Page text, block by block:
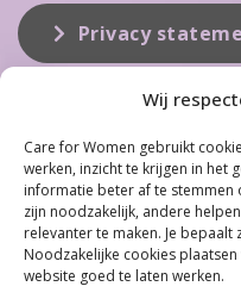
Wij
Care for Women gebruikt
werken, inzicht te krijgen in het
informatie beter af te stemmen
zijn noodzakelijk, andere
relevanter te maken. Je
Noodzakelijke cookies
website goed te laten werken.
Privacy
Care for Women is de eerste
van hormonale problemen bij
behoort Care for Women tot
vakgebied...